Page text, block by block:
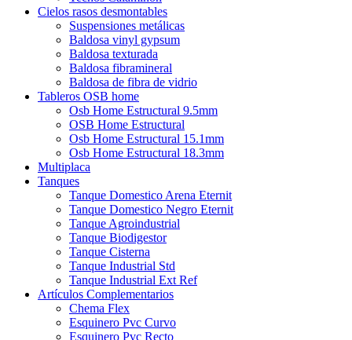
Cielos rasos desmontables
Suspensiones metálicas
Baldosa vinyl gypsum
Baldosa texturada
Baldosa fibramineral
Baldosa de fibra de vidrio
Tableros OSB home
Osb Home Estructural 9.5mm
OSB Home Estructural
Osb Home Estructural 15.1mm
Osb Home Estructural 18.3mm
Multiplaca
Tanques
Tanque Domestico Arena Eternit
Tanque Domestico Negro Eternit
Tanque Agroindustrial
Tanque Biodigestor
Tanque Cisterna
Tanque Industrial Std
Tanque Industrial Ext Ref
Artículos Complementarios
Chema Flex
Esquinero Pvc Curvo
Esquinero Pvc Recto